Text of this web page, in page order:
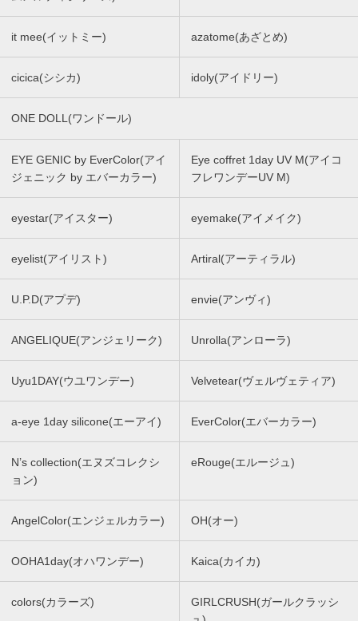
it mee(イットミー) azatome(あざとめ)
cicica(シシカ) idoly(アイドリー)
ONE DOLL(ワンドール)
EYE GENIC by EverColor(アイ
ジェニック by エバーカラー)
Eye coffret 1day UV M(アイコ
フレワンデーUV M)
eyestar(アイスター) eyemake(アイメイク)
eyelist(アイリスト) Artiral(アーティラル)
U.P.D(アプデ) envie(アンヴィ)
ANGELIQUE(アンジェリーク) Unrolla(アンローラ)
Uyu1DAY(ウユワンデー) Velvetear(ヴェルヴェティア)
a-eye 1day silicone(エーアイ) EverColor(エバーカラー)
N’s collection(エヌズコレクシ
ョン)
eRouge(エルージュ)
AngelColor(エンジェルカラー) OH(オー)
OOHA1day(オハワンデー) Kaica(カイカ)
colors(カラーズ)
GIRLCRUSH(ガールクラッシ